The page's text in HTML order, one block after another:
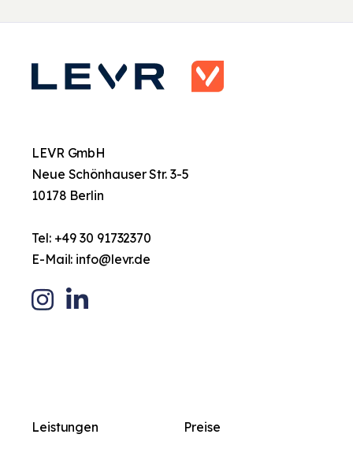
LEVR GmbH
Neue Schönhauser Str. 3-5
10178 Berlin
Tel: +49 30 91732370
E-Mail: info@levr.de
Leistungen
Preise